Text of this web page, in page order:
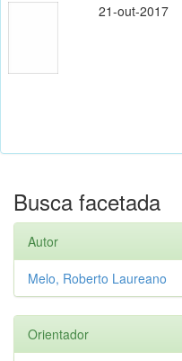
21-out-2017
Busca facetada
Autor
Melo, Roberto Laureano
Orientador